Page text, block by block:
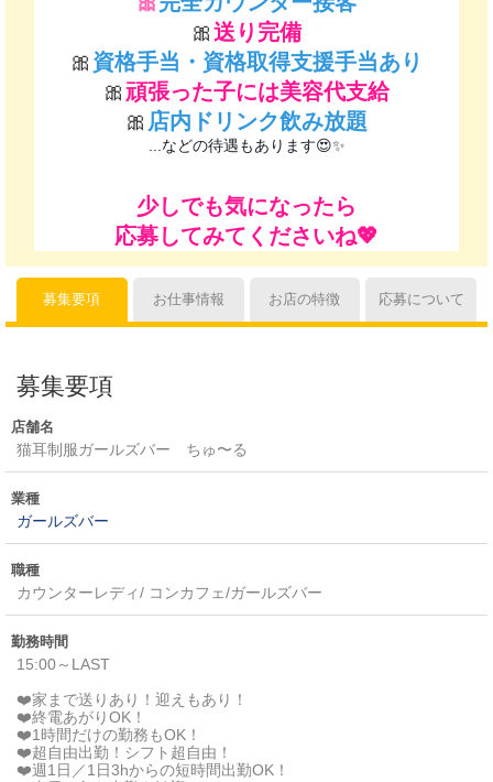
🎀送り完備
🎀 資格手当・資格取得支援手当あり
🎀頑張った子には美容代支給
🎀 店内ドリンク飲み放題
...などの待遇もあります😍✨
少しでも気になったら
応募してみてくださいね💖
募集要項 お仕事情報 お店の特徴 応募について
募集要項
店舗名
猫耳制服ガールズバー ちゅ〜る
業種
ガールズバー
職種
カウンターレディ/ コンカフェ/ガールズバー
勤務時間
15:00～LAST
❤️家まで送りあり！迎えもあり！
❤️終電あがりOK！
❤️1時間だけの勤務もOK！
❤️超自由出勤！シフト超自由！
❤️週1日／1日3hからの短時間出勤OK！